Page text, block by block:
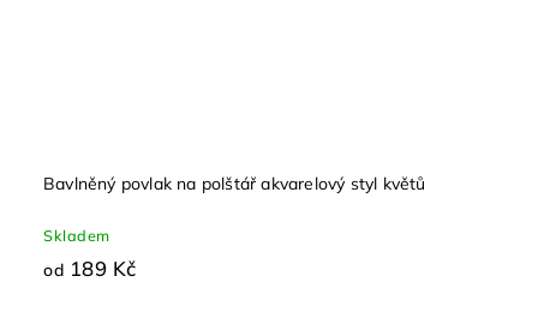
Bavlněný povlak na polštář akvarelový styl květů
Skladem
od 189 Kč